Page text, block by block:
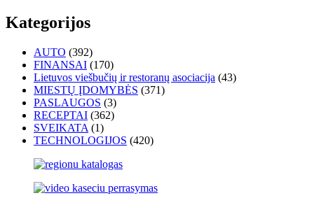
Kategorijos
AUTO (392)
FINANSAI (170)
Lietuvos viešbučių ir restoranų asociacija (43)
MIESTŲ ĮDOMYBĖS (371)
PASLAUGOS (3)
RECEPTAI (362)
SVEIKATA (1)
TECHNOLOGIJOS (420)